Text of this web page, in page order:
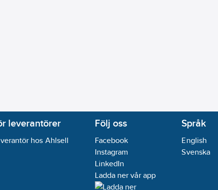
leverantörer
hos Ahlsell
Följ oss
Facebook
Instagram
LinkedIn
Ladda ner vår app
Språk
English
Svenska